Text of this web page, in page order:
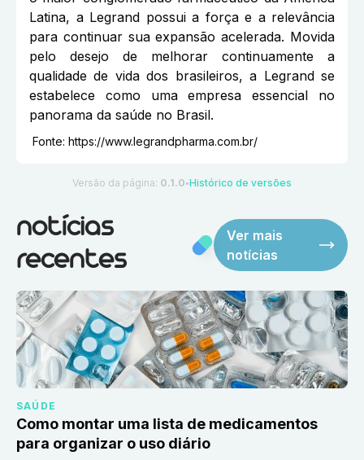
Latina, a Legrand possui a força e a relevância
para continuar sua expansão acelerada. Movida
pelo desejo de melhorar continuamente a
qualidade de vida dos brasileiros, a Legrand se
estabelece como uma empresa essencial no
panorama da saúde no Brasil.
Fonte: https://www.legrandpharma.com.br/
Versão da página: 0.1.0 ●Histórico de versões
notícias
recentes
Ver mais
notícias
SAÚDE
Como montar uma lista de medicamentos
para organizar o uso diário